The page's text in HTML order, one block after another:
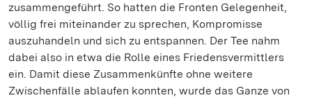
zusammengeführt. So hatten die Fronten Gelegenheit,
völlig frei miteinander zu sprechen, Kompromisse
auszuhandeln und sich zu entspannen. Der Tee nahm
dabei also in etwa die Rolle eines Friedensvermittlers
ein. Damit diese Zusammenkünfte ohne weitere
Zwischenfälle ablaufen konnten, wurde das Ganze von